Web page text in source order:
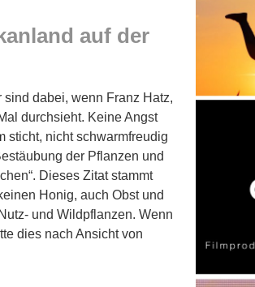
auf der
sind dabei, wenn Franz Hatz,
durchsieht. Keine Angst
sticht, nicht schwarmfreudig
der Pflanzen und
Dieses Zitat stammt
Honig, auch Obst und
und Wildpflanzen. Wenn
dies nach Ansicht von